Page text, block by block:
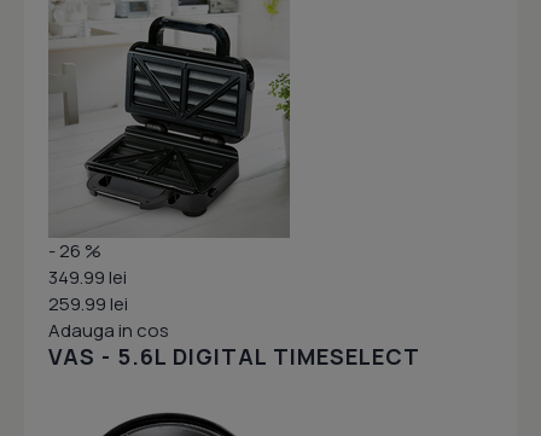
- 26 %
349.99 lei
259.99 lei
Adauga in cos
VAS - 5.6L DIGITAL TIMESELECT